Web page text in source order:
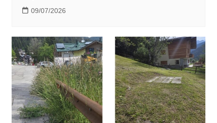
09/07/2026